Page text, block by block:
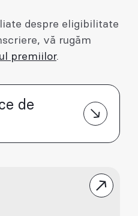
despre eligibilitate
vă rugăm
premiilor.
de